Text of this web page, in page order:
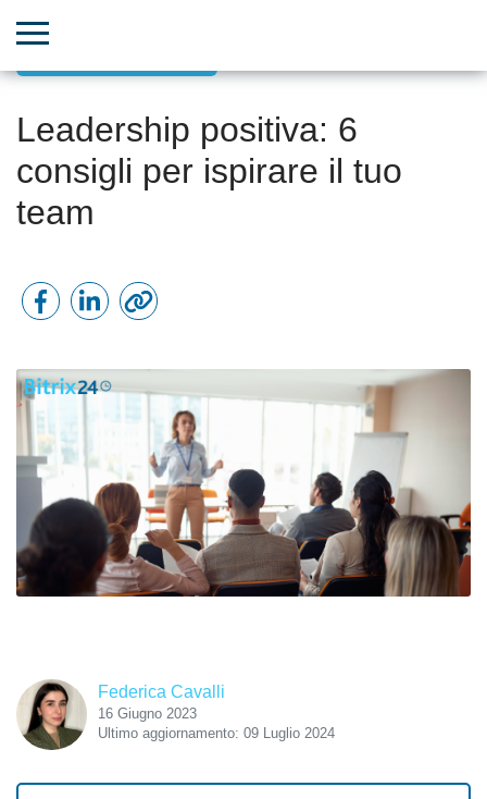
Leadership positiva: 6
consigli per ispirare il tuo
team
Federica Cavalli
16 Giugno 2023
Ultimo aggiornamento: 09 Luglio 2024